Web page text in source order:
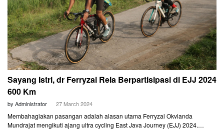
Sayang Istri, dr Ferryzal Rela Berpartisipasi di EJJ 2024
600 Km
by Administrator 27 March 2024
Membahagiakan pasangan adalah alasan utama Ferryzal Okvianda
Mundrajat mengikuti ajang ultra cycling East Java Journey (EJJ) 2024.